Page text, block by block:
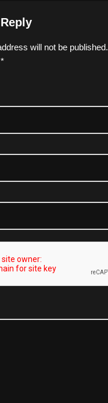
will not be published.
*